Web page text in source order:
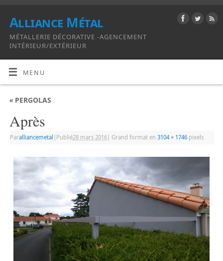
Alliance Métal
MÉTALLERIE DÉCORATIVE -AGENCEMENT
INTÉRIEUR/EXTÉRIEUR
MENU
«PERGOLAS
Après
Paralliancemetal Publié28 mars 2016| Grand format en 3104 × 1746pixels